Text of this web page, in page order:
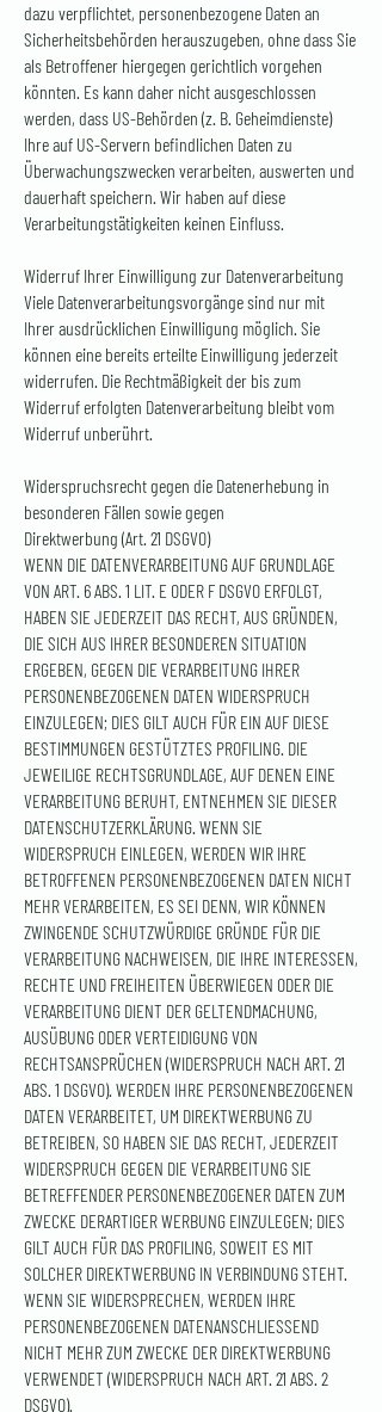
dazu verpflichtet, personenbezogene Daten an
Sicherheitsbehörden herauszugeben, ohne dass Sie
als Betroffener hiergegen gerichtlich vorgehen
könnten. Es kann daher nicht ausgeschlossen
werden, dass US-Behörden (z. B. Geheimdienste)
Ihre auf US-Servern befindlichen Daten zu
Überwachungszwecken verarbeiten, auswerten und
dauerhaft speichern. Wir haben auf diese
Verarbeitungstätigkeiten keinen Einfluss.
Widerruf Ihrer Einwilligung zur Datenverarbeitung
Viele Datenverarbeitungsvorgänge sind nur mit
Ihrer ausdrücklichen Einwilligung möglich. Sie
können eine bereits erteilte Einwilligung jederzeit
widerrufen. Die Rechtmäßigkeit der bis zum
Widerruf erfolgten Datenverarbeitung bleibt vom
Widerruf unberührt.
Widerspruchsrecht gegen die Datenerhebung in
besonderen Fällen sowie gegen
Direktwerbung (Art. 21 DSGVO)
WENN DIE DATENVERARBEITUNG AUF GRUNDLAGE
VON ART. 6 ABS. 1 LIT. E ODER F DSGVO ERFOLGT,
HABEN SIE JEDERZEIT DAS RECHT, AUS GRÜNDEN,
DIE SICH AUS IHRER BESONDEREN SITUATION
ERGEBEN, GEGEN DIE VERARBEITUNG IHRER
PERSONENBEZOGENEN DATEN WIDERSPRUCH
EINZULEGEN; DIES GILT AUCH FÜR EIN AUF DIESE
BESTIMMUNGEN GESTÜTZTES PROFILING. DIE
JEWEILIGE RECHTSGRUNDLAGE, AUF DENEN EINE
VERARBEITUNG BERUHT, ENTNEHMEN SIE DIESER
DATENSCHUTZERKLÄRUNG. WENN SIE
WIDERSPRUCH EINLEGEN, WERDEN WIR IHRE
BETROFFENEN PERSONENBEZOGENEN DATEN NICHT
MEHR VERARBEITEN, ES SEI DENN, WIR KÖNNEN
ZWINGENDE SCHUTZWÜRDIGE GRÜNDE FÜR DIE
VERARBEITUNG NACHWEISEN, DIE IHRE INTERESSEN,
RECHTE UND FREIHEITEN ÜBERWIEGEN ODER DIE
VERARBEITUNG DIENT DER GELTENDMACHUNG,
AUSÜBUNG ODER VERTEIDIGUNG VON
RECHTSANSPRÜCHEN (WIDERSPRUCH NACH ART. 21
ABS. 1 DSGVO). WERDEN IHRE PERSONENBEZOGENEN
DATEN VERARBEITET, UM DIREKTWERBUNG ZU
BETREIBEN, SO HABEN SIE DAS RECHT, JEDERZEIT
WIDERSPRUCH GEGEN DIE VERARBEITUNG SIE
BETREFFENDER PERSONENBEZOGENER DATEN ZUM
ZWECKE DERARTIGER WERBUNG EINZULEGEN; DIES
GILT AUCH FÜR DAS PROFILING, SOWEIT ES MIT
SOLCHER DIREKTWERBUNG IN VERBINDUNG STEHT.
WENN SIE WIDERSPRECHEN, WERDEN IHRE
PERSONENBEZOGENEN DATENANSCHLIESSEND
NICHT MEHR ZUM ZWECKE DER DIREKTWERBUNG
VERWENDET (WIDERSPRUCH NACH ART. 21 ABS. 2
DSGVO).